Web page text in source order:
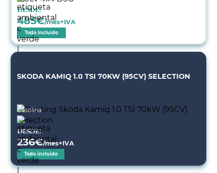
Desde:
485€/mes+IVA
Todo incluido
SKODA KAMIQ 1.0 TSI 70KW (95CV) SELECTION
Gasolina
Desde:
236€/mes+IVA
Todo incluido